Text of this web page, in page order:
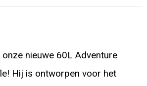
nieuwe 60L Adventure
Hij is ontworpen voor het